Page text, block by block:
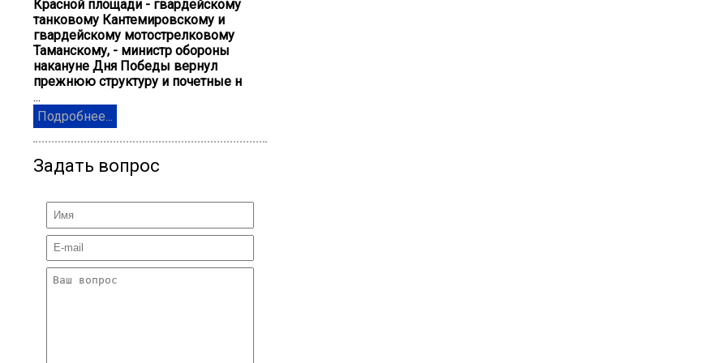
Красной площади - гвардейскому
танковому Кантемировскому и
гвардейскому мотострелковому
Таманскому, - министр обороны
накануне Дня Победы вернул
прежнюю структуру и почетные н
...
Подробнее...
Задать вопрос